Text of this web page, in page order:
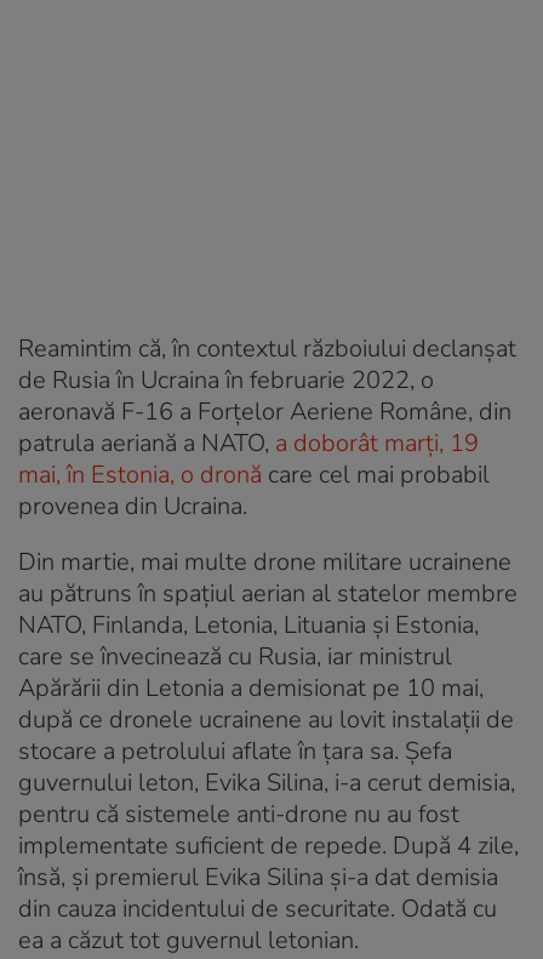
Reamintim că, în contextul războiului declanșat
de Rusia în Ucraina în februarie 2022, o
aeronavă F-16 a Forţelor Aeriene Române, din
patrula aeriană a NATO, a doborât marți, 19
mai, în Estonia, o dronă care cel mai probabil
provenea din Ucraina.
Din martie, mai multe drone militare ucrainene
au pătruns în spațiul aerian al statelor membre
NATO, Finlanda, Letonia, Lituania și Estonia,
care se învecinează cu Rusia, iar ministrul
Apărării din Letonia a demisionat pe 10 mai,
după ce dronele ucrainene au lovit instalații de
stocare a petrolului aflate în țara sa. Șefa
guvernului leton, Evika Silina, i-a cerut demisia,
pentru că sistemele anti-drone nu au fost
implementate suficient de repede. După 4 zile,
însă, și premierul Evika Silina și-a dat demisia
din cauza incidentului de securitate. Odată cu
ea a căzut tot guvernul letonian.